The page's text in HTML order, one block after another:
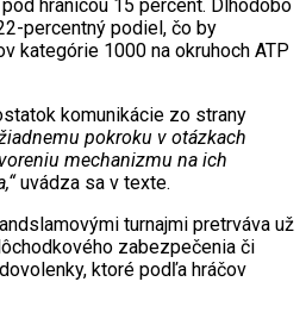
hranicou 15 percent. Dlhodobo
percentný podiel, čo by
kategórie 1000 na okruhoch ATP
komunikácie zo strany
pokroku v otázkach
mechanizmu na ich
uvádza sa v texte.
turnajmi pretrváva už
zabezpečenia či
ktoré podľa hráčov